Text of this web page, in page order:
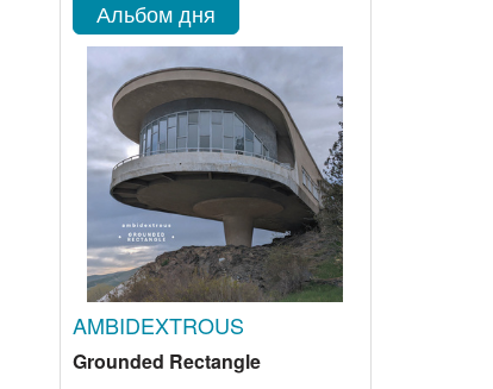
Альбом дня
AMBIDEXTROUS
Grounded Rectangle